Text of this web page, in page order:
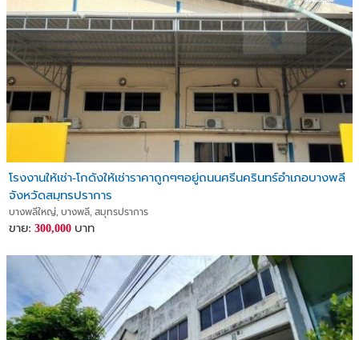
โรงงานให้เช่า-โกดังให้เช่าราคาถูกๆๆอยู่ถนนศรีนครินทร์อำเภอบางพลี
จังหวัดสมุทรปราการ
บางพลีใหญ่, บางพลี, สมุทรปราการ
ขาย: 300,000 บาท